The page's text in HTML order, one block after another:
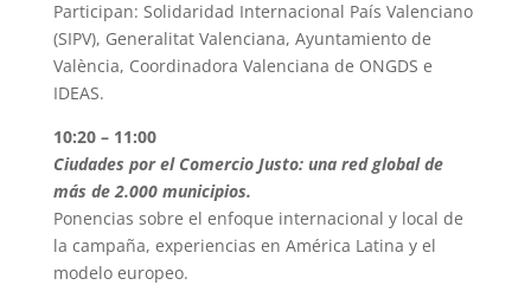
Participan: Solidaridad Internacional País Valenciano
(SIPV), Generalitat Valenciana, Ayuntamiento de
València, Coordinadora Valenciana de ONGDS e
IDEAS.
10:20 – 11:00
Ciudades por el Comercio Justo: una red global de
más de 2.000 municipios.
Ponencias sobre el enfoque internacional y local de
la campaña, experiencias en América Latina y el
modelo europeo.